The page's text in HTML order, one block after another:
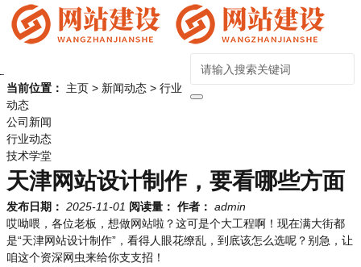
当前位置： 主页 > 新闻动态 > 行业
动态
公司新闻
行业动态
技术学堂
天津网站设计制作，要看哪些方面
发布日期： 2025-11-01 阅读量： 作者： admin
哎呦喂，各位老板，想做网站啦？这可是个大工程啊！现在满大街都
是“天津网站设计制作”，看得人眼花缭乱，到底该怎么选呢？别急，让
咱这个资深网虫来给你支支招！